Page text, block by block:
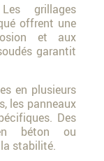
grillages
offrent une
et aux
garantit
en plusieurs
les panneaux
Des
béton ou
stabilité.